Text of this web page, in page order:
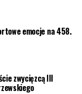
emocje na 458.
zwycięzcą III